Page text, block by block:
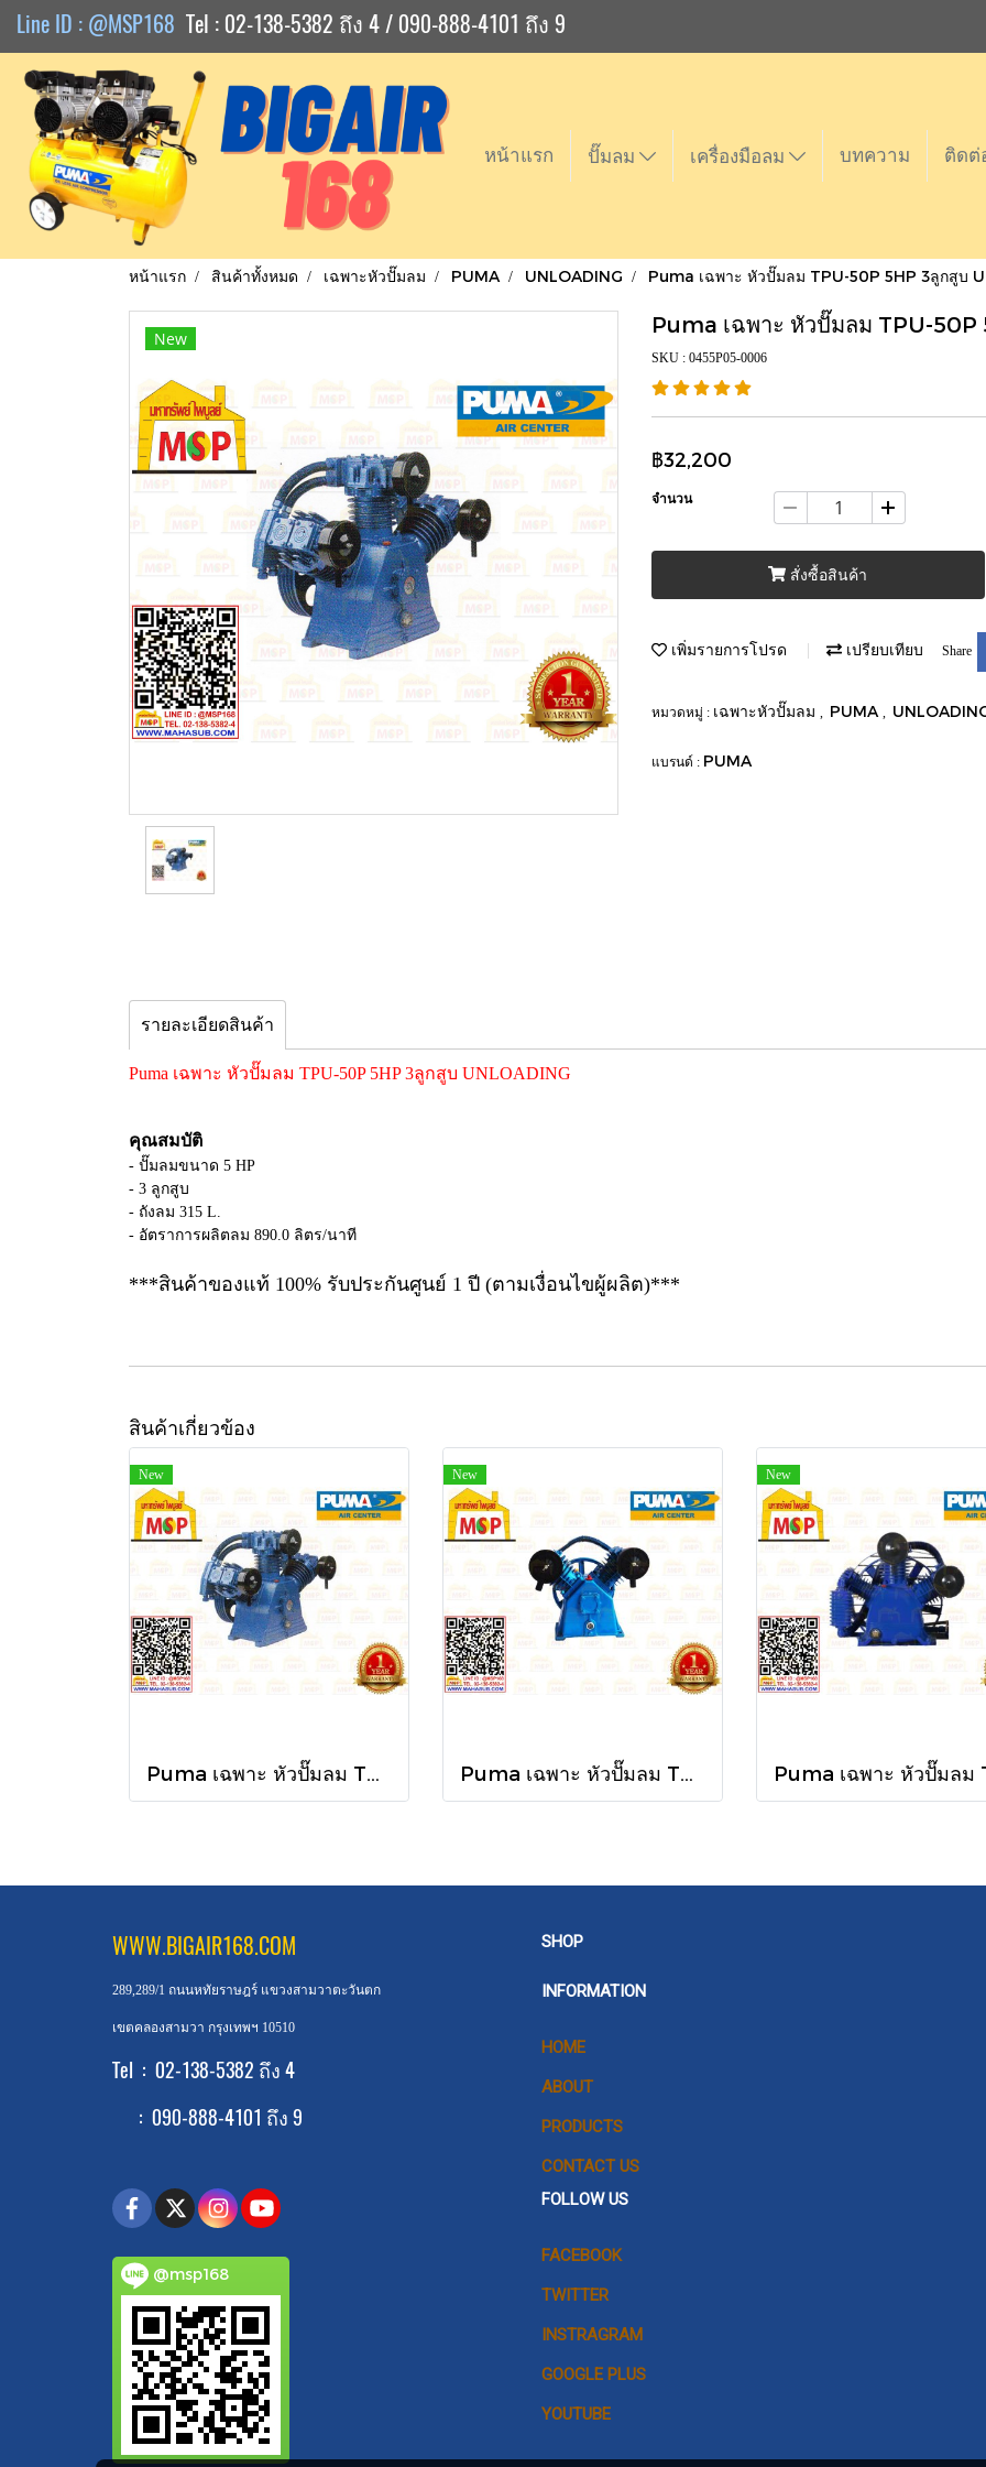
Line ID : @MSP168 Tel : 02-138-5382 ถึง 4 / 090-888-4101 ถึง 9
หน้าแรก ปั๊มลม เครื่องมือลม บทความ ติดต่
หน้าแรก สินค้าทั้งหมด เฉพาะหัวปั๊มลม PUMA UNLOADING Puma เฉพาะ หัวปั๊มลม TPU-50P 5HP 3ลูกสูบ
New
Puma เฉพาะ หัวปั๊มลม TPU-
SKU : 0455P05-0006
฿32,200
จำนวน
สั่งซื้อสินค้า
เพิ่มรายการโปรด เปรียบเทียบ Share
หมวดหมู่ : เฉพาะหัวปั๊มลม PUMA
แบรนด์ : PUMA
รายละเอียดสินค้า
Puma เฉพาะ หัวปั๊มลม TPU-50P 5HP 3ลูกสูบ UNLOADING
คุณสมบัติ
- ปั๊มลมขนาด 5 HP
- 3 ลูกสูบ
- ถังลม 315 L.
- อัตราการผลิตลม 890.0 ลิตร/นาที
***สินค้าของแท้ 100% รับประกันศูนย์ 1 ปี (ตามเงื่อนไขผู้ผลิต)***
สินค้าเกี่ยวข้อง
New New New
WWW.BIGAIR168.COM
289,289/1 ถนนหทัยราษฎร์ แขวงสามวาตะวันตก
เขตคลองสามวา กรุงเทพฯ 10510
Tel : 02-138-5382 ถึง 4
: 090-888-4101 ถึง 9
@msp168
SHOP
INFORMATION
HOME
ABOUT
PRODUCTS
CONTACT US
FOLLOW US
FACEBOOK
TWITTER
INSTRAGRAM
GOOGLE PLUS
YOUTUBE